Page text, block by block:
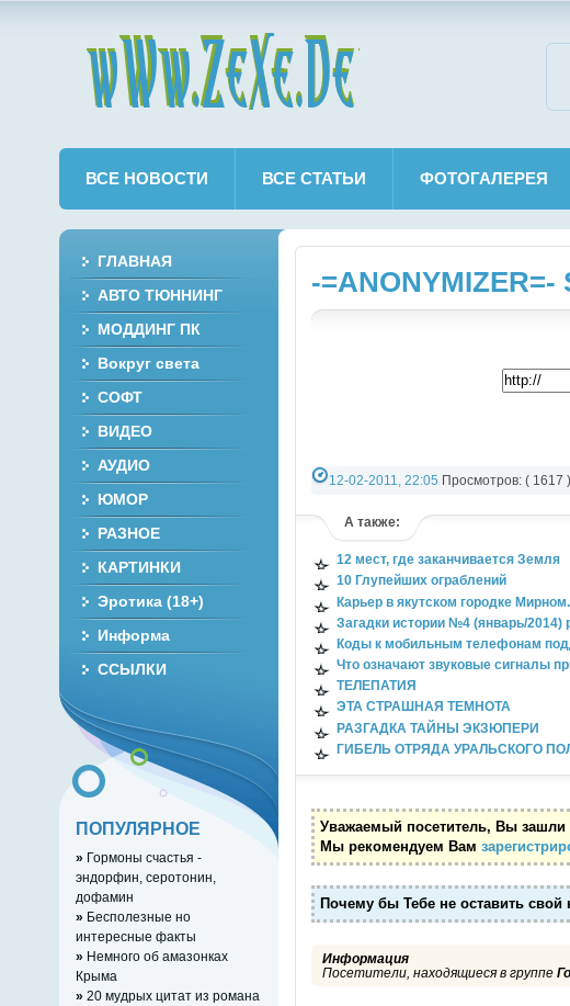
ВСЕ НОВОСТИ ВСЕ СТАТЬИ ФОТОГАЛЕРЕЯ
-
12-02-2011, 22:05 Просмотров: ( 1617
А также:
12 мест, где заканчивается Земля
10 Глупейших ограблений
Карьер в якутском городке Мирном..
Загадки истории №4 (январь/2014)
Коды к мобильным телефонам
Что означают звуковые сигналы
ТЕЛЕПАТИЯ
ЭТА СТРАШНАЯ ТЕМНОТА
РАЗГАДКА ТАЙНЫ ЭКЗЮПЕРИ
ГИБЕЛЬ ОТРЯДА УРАЛЬСКОГО
Уважаемый посетитель, Вы зашли
Мы рекомендуем Вам
Почему бы Тебе не оставить свой
Информация
Посетители, находящиеся в группе
ГЛАВНАЯ
АВТО ТЮННИНГ
МОДДИНГ ПК
Вокруг света
СОФТ
ВИДЕО
АУДИО
ЮМОР
РАЗНОЕ
КАРТИНКИ
Эротика (18+)
Информа
ССЫЛКИ
ПОПУЛЯРНОЕ
» Гормоны счастья -
эндорфин, серотонин,
дофамин
» Бесполезные но
интересные факты
» Немного об амазонках
Крыма
» 20 мудрых цитат из романа